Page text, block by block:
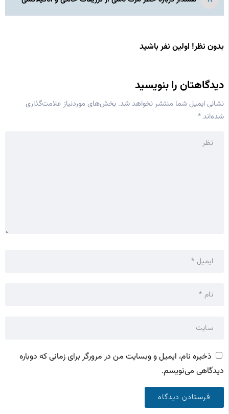
بدون نظر! اولین نفر باشید
دیدگاهتان را بنویسید
نشانی ایمیل شما منتشر نخواهد شد. بخش‌های موردنیاز علامت‌گذاری
شده‌اند*
ذخیره نام، ایمیل و وبسایت من در مرورگر برای زمانی که دوباره
دیدگاهی می‌نویسم.